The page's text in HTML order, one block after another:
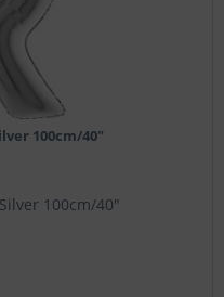
100cm/40"
100cm/40"